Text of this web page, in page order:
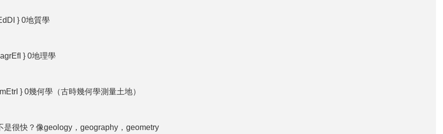
} 0地質學
} 0地理學
} 0幾何學（古時幾何學測量土地）
是很快？像geology，geography，geometry